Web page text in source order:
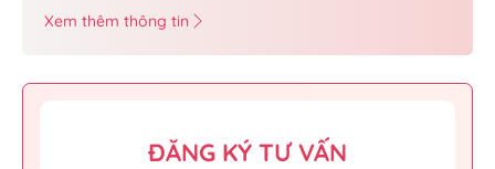
Xem thêm thông tin
ĐĂNG KÝ TƯ VẤN